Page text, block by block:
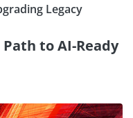
Legacy
to AI-Ready